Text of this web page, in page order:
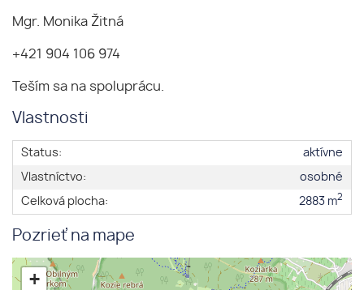
Mgr. Monika Žitná
+421 904 106 974
Teším sa na spoluprácu.
Vlastnosti
Status:
aktívne
Vlastníctvo:
osobné
Celková plocha:
2883 m2
Pozrieť na mape
+